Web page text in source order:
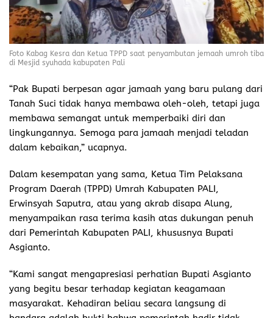
Foto Kabag Kesra dan Ketua TPPD saat penyambutan jemaah umroh tiba
di Mesjid syuhada kabupaten Pali
“Pak Bupati berpesan agar jamaah yang baru pulang dari
Tanah Suci tidak hanya membawa oleh-oleh, tetapi juga
membawa semangat untuk memperbaiki diri dan
lingkungannya. Semoga para jamaah menjadi teladan
dalam kebaikan,” ucapnya.
Dalam kesempatan yang sama, Ketua Tim Pelaksana
Program Daerah (TPPD) Umrah Kabupaten PALI,
Erwinsyah Saputra, atau yang akrab disapa Alung,
menyampaikan rasa terima kasih atas dukungan penuh
dari Pemerintah Kabupaten PALI, khususnya Bupati
Asgianto.
“Kami sangat mengapresiasi perhatian Bupati Asgianto
yang begitu besar terhadap kegiatan keagamaan
masyarakat. Kehadiran beliau secara langsung di